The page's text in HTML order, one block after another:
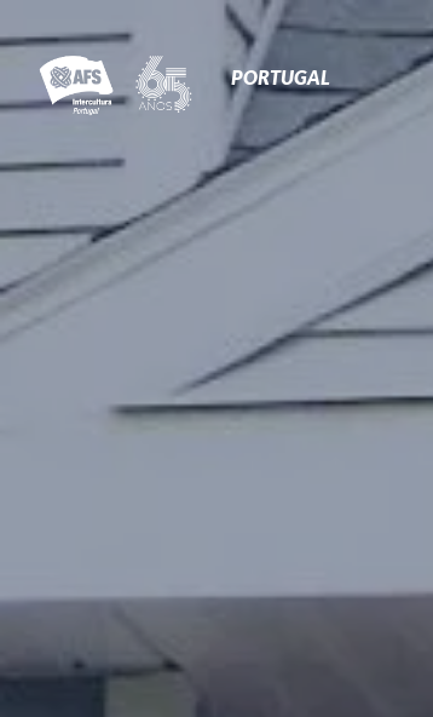
PORTUGAL
Navigation